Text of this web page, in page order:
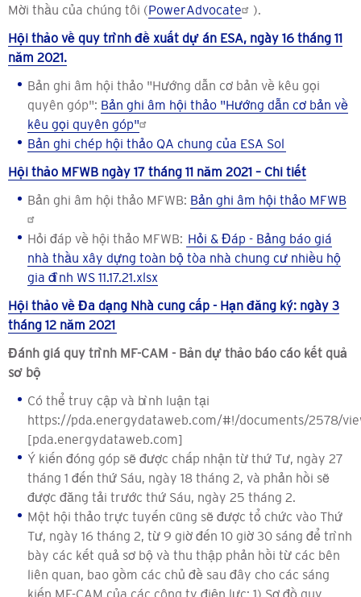
Mời thầu của chúng tôi (PowerAdvocate
).
Hội thảo về quy trình đề xuất dự án ESA, ngày 16 tháng 11
năm 2021.
Bản ghi âm hội thảo "Hướng dẫn cơ bản về kêu gọi
quyên góp": Bản ghi âm hội thảo "Hướng dẫn cơ bản về
kêu gọi quyên góp"
Bản ghi chép hội thảo QA chung của ESA Sol
Hội thảo MFWB ngày 17 tháng 11 năm 2021 – Chi tiết
Bản ghi âm hội thảo MFWB: Bản ghi âm hội thảo MFWB
Hỏi đáp về hội thảo MFWB: Hỏi & Đáp - Bảng báo giá
nhà thầu xây dựng toàn bộ tòa nhà chung cư nhiều hộ
gia đình WS 11.17.21.xlsx
Hội thảo về Đa dạng Nhà cung cấp - Hạn đăng ký: ngày 3
tháng 12 năm 2021
Đánh giá quy trình MF-CAM - Bản dự thảo báo cáo kết quả
sơ bộ
Có thể truy cập và bình luận tại
https://pda.energydataweb.com/#!/documents/2578/
[pda.energydataweb.com]
Ý kiến ​​đóng góp sẽ được chấp nhận từ thứ Tư, ngày 27
tháng 1 đến thứ Sáu, ngày 18 tháng 2, và phản hồi sẽ
được đăng tải trước thứ Sáu, ngày 25 tháng 2.
Một hội thảo trực tuyến cũng sẽ được tổ chức vào Thứ
Tư, ngày 16 tháng 2, từ 9 giờ đến 10 giờ 30 sáng để trình
bày các kết quả sơ bộ và thu thập phản hồi từ các bên
liên quan, bao gồm các chủ đề sau đây cho các sáng
kiến ​​MF-CAM của các công ty điện lực: 1) Sơ đồ quy